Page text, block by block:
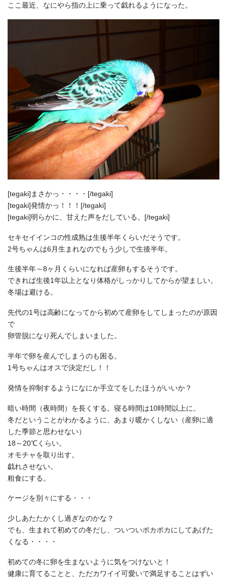
ここ最近、なにやら指の上に乗って戯れるようになった。
[tegaki]まさかっ・・・・[/tegaki]
[tegaki]発情かっ！！！[/tegaki]
[tegaki]明らかに、甘えた声をだしている。[/tegaki]
セキセイインコの性成熟は生後半年くらいだそうです。
2号ちゃんは6月生まれなのでもう少しで生後半年。
生後半年～8ヶ月くらいになれば産卵もするそうです。
できれば生後1年以上となり体格がしっかりしてからが望ましい。
冬場は避ける。
先代の1号は高齢になってから初めて産卵をしてしまったのが原因
で
卵管脱になり死んでしまいました。
半年で卵を産んでしまうのも困る。
1号ちゃんはオスで決定だし！！
発情を抑制するようになにか手立てをしたほうがいいか？
暗い時間（夜時間）を長くする。寝る時間は10時間以上に。
冬だということがわかるように、あまり暖かくしない（産卵に適
した季節と思わせない）
18～20℃くらい。
オモチャを取り出す。
戯れさせない。
粗食にする。
ケージを別々にする・・・
少しあたたかくし過ぎなのかな？
でも、生まれて初めての冬だし、ついついポカポカにしてあげた
くなる・・・・
初めての冬に卵を生まないように気をつけないと！
健康に育てることと、ただカワイイ可愛いで満足することはずい